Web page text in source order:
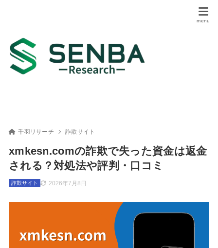
千羽リサーチ 詐欺サイト
xmkesn.comの詐欺で失った資金は返金
される？対処法や評判・口コミ
2026年7月8日
詐欺サイト